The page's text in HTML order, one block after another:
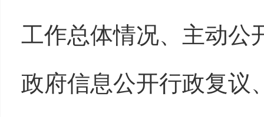
工作总体情况、主动公
政府信息公开行政复议